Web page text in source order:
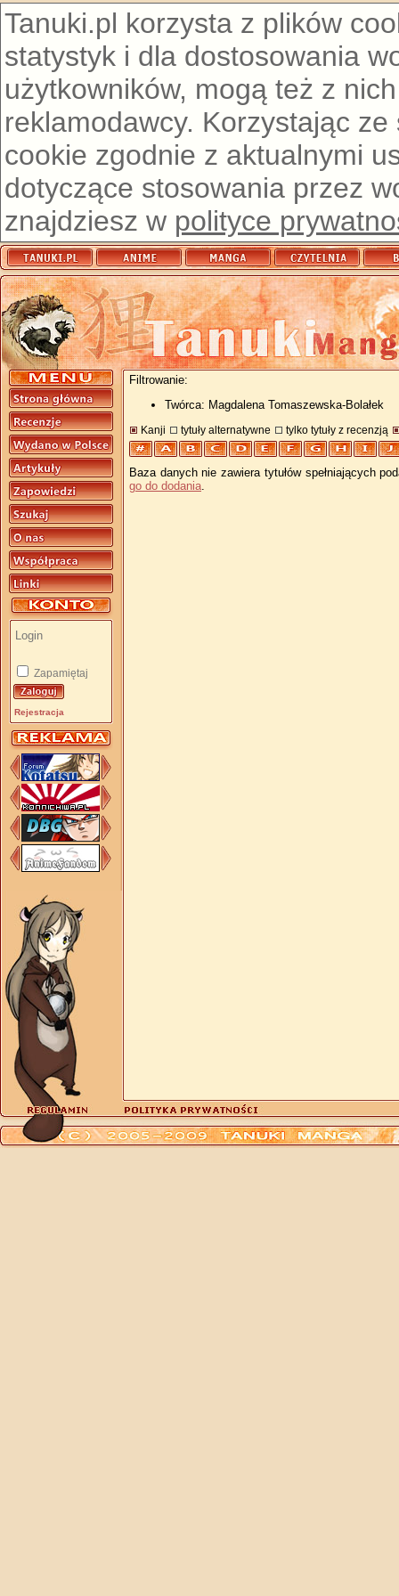
Tanuki.pl korzysta z plików
statystyk i dla dostosowania
użytkowników, mogą też z
reklamodawcy. Korzystając
cookie zgodnie z aktualnymi
dotyczące stosowania przez
znajdziesz w polityce
Zapamiętaj
Rejestracja
Filtrowanie:
Twórca: Magdalena Tomaszewska-Bolałek
Kanji tytuły alternatywne tylko tytuły z recenzją
Baza danych nie zawiera tytułów spełniających
go do dodania.